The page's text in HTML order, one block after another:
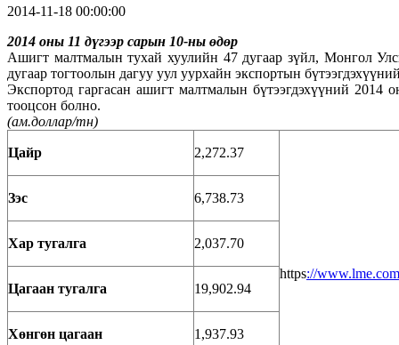
2014-11-18 00:00:00
2014 оны 11 дүгээр сарын 10-ны өдөр
Ашигт малтмалын тухай хуулийн 47 дугаар зүйл, Монгол
дугаар тогтоолын дагуу уул уурхайн экспортын
Экспортод гаргасан ашигт малтмалын бүтээгдэхүүний
тооцсон болно.
(ам.доллар/тн)
Цайр 2,272.37
https://
Зэс 6,738.73
Хар тугалга 2,037.70
Цагаан тугалга 19,902.94
Хөнгөн цагаан 1,937.93